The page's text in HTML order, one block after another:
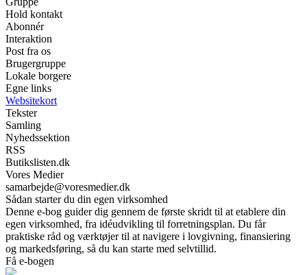
Hold kontakt
Abonnér
Interaktion
Post fra os
Brugergruppe
Lokale borgere
Egne links
Websitekort
Tekster
Samling
Nyhedssektion
RSS
Butikslisten.dk
Vores Medier
samarbejde@voresmedier.dk
Sådan starter du din egen virksomhed
Denne e-bog guider dig gennem de første skridt til at etablere din
egen virksomhed, fra idéudvikling til forretningsplan. Du får
praktiske råd og værktøjer til at navigere i lovgivning, finansiering
og markedsføring, så du kan starte med selvtillid.
Få e-bogen